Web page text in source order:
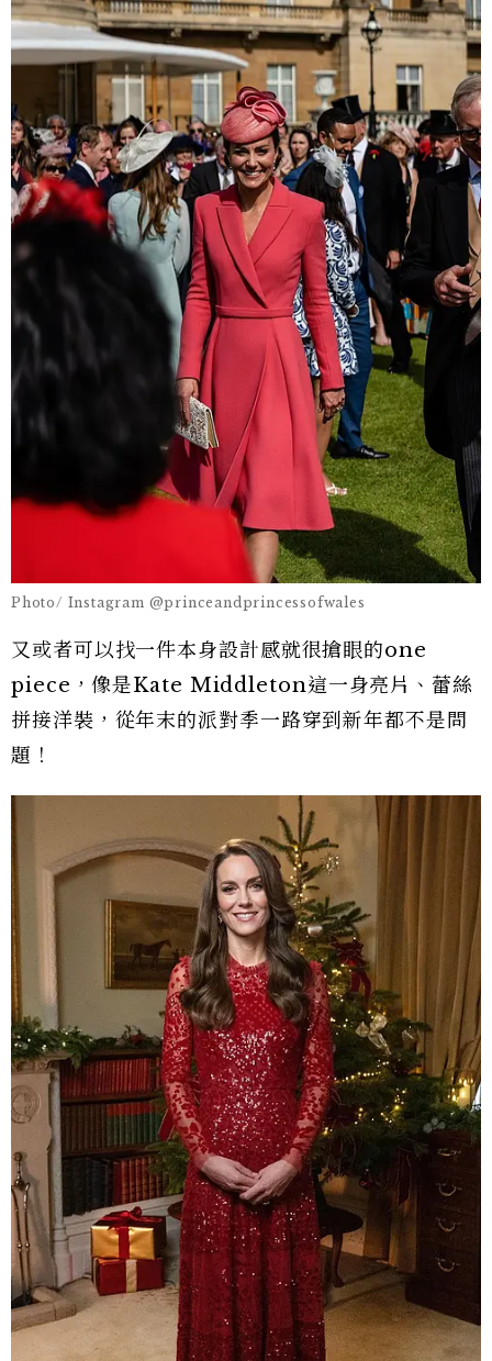
Photo/ Instagram @princeandprincessofwales
又或者可以找一件本身設計感就很搶眼的one
piece，像是Kate Middleton這一身亮片、蕾絲
拼接洋裝，從年末的派對季一路穿到新年都不是問
題！